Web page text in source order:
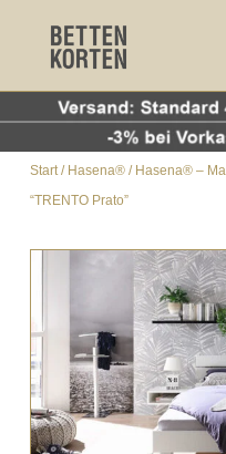
Start/ Hasena® / Hasena® –
“TRENTO Prato”